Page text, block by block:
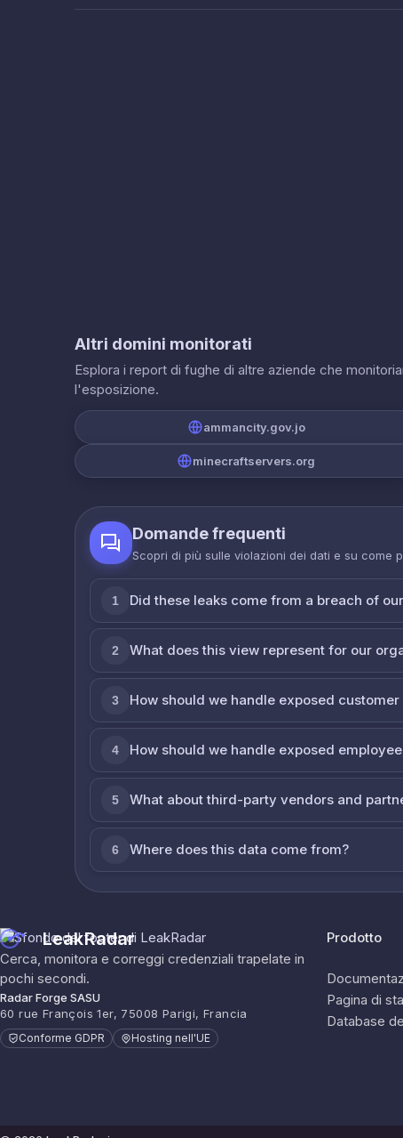
Altri domini monitorati
Esplora i report di fughe di altre aziende che
l'esposizione.
ammancity.gov.jo
minecraftservers.org
Domande frequenti
Scopri di più sulle violazioni dei dati e su come
1 Did these leaks come from a breach of
2 What does this view represent for our
3 How should we handle exposed
4 How should we handle exposed
5 What about third-party vendors and
6 Where does this data come from?
LeakRadar
Cerca, monitora e correggi credenziali trapelate in
pochi secondi.
Radar Forge SASU
60 rue François 1er, 75008 Parigi, Francia
Conforme GDPR Hosting nell'UE
Prodotto
Pagina di
Database